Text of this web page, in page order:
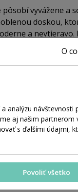
vyvážene a
doskou,
a
,
hodnoty ako
je ideálny pre
a kultivovaný
výraznú
jedální
O
analýzu návštevnosti
aj našim partnerom
s ďalšími údajmi,
Povoliť všetko